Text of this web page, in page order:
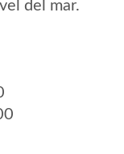
del mar.